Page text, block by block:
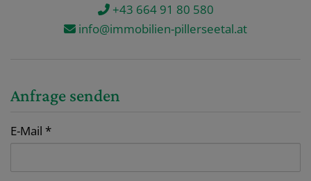
+43 664 91 80 580
info@immobilien-pillerseetal.at
Anfrage senden
E-Mail